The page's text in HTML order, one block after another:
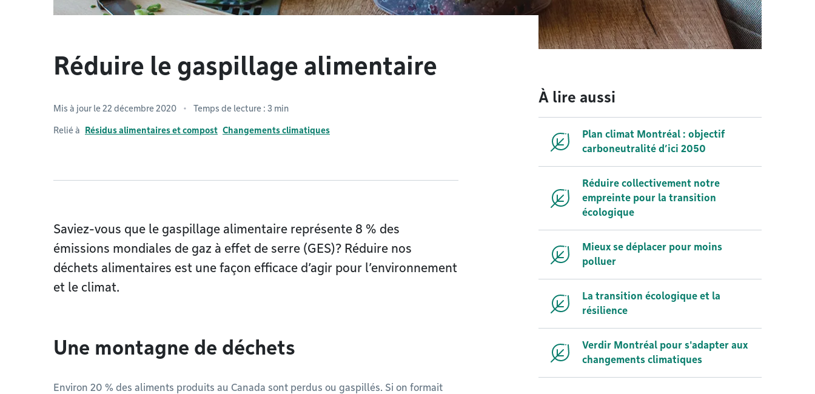
Réduire le gaspillage alimentaire
Mis à jour le 22 décembre 2020 Temps de lecture : 3 min
Relié à Résidus alimentaires et compost Changements climatiques
Saviez-vous que le gaspillage alimentaire représente 8 % des
émissions mondiales de gaz à effet de serre (GES)? Réduire nos
déchets alimentaires est une façon efficace d’agir pour l’environnement
et le climat.
Une montagne de déchets
Environ 20 % des aliments produits au Canada sont perdus ou gaspillés. Si on formait
À lire aussi
Plan climat Montréal : objectif
carboneutralité d’ici 2050
Réduire collectivement notre
empreinte pour la transition
écologique
Mieux se déplacer pour moins
polluer
La transition écologique et la
résilience
Verdir Montréal pour s'adapter aux
changements climatiques